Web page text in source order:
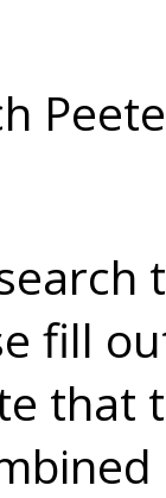
fill
that